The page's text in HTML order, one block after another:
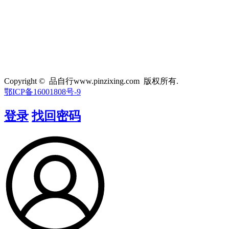
Copyright © 品自行www.pinzixing.com 版权所有.
鄂ICP备16001808号-9
登录 找回密码